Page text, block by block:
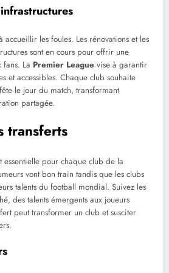
accueillir les foules. Les rénovations et les
sont en cours pour offrir une
La Premier League vise à garantir
et accessibles. Chaque club souhaite
le jour du match, transformant
partagée.
transferts
essentielle pour chaque club de la
vont bon train tandis que les clubs
talents du football mondial. Suivez les
des talents émergents aux joueurs
peut transformer un club et susciter